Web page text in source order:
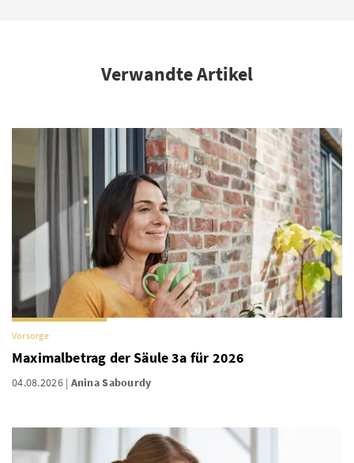
Verwandte Artikel
Vorsorge
Maximalbetrag der Säule 3a für 2026
04.08.2026 Anina Sabourdy